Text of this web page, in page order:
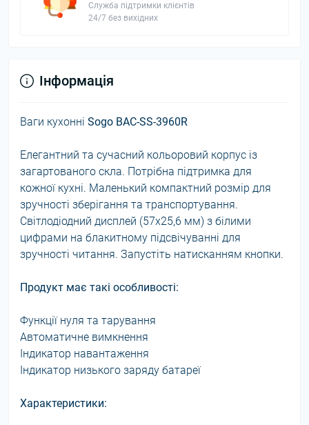
Служба підтримки клієнтів
24/7 без вихідних
Інформація
Ваги кухонні Sogo BAC-SS-3960R
Елегантний та сучасний кольоровий корпус із
загартованого скла. Потрібна підтримка для
кожної кухні. Маленький компактний розмір для
зручності зберігання та транспортування.
Світлодіодний дисплей (57x25,6 мм) з білими
цифрами на блакитному підсвічуванні для
зручності читання. Запустіть натисканням кнопки.
Продукт має такі особливості:
Функції нуля та тарування
Автоматичне вимкнення
Індикатор навантаження
Індикатор низького заряду батареї
Характеристики: